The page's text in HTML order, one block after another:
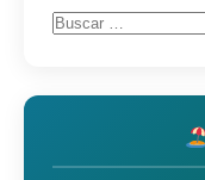
Buscar: